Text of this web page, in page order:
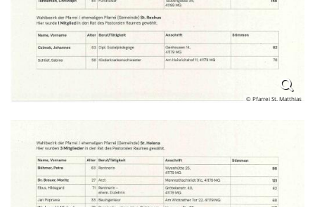
© Pfarrei St. Matthias